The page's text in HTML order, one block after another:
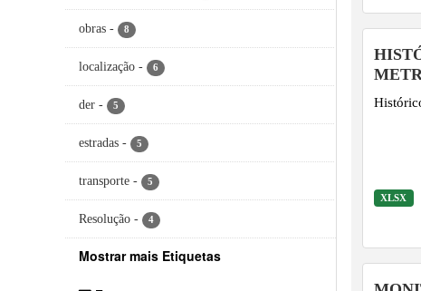
obras - 8
localização - 6
der - 5
estradas - 5
transporte - 5
Resolução - 4
Mostrar mais Etiquetas
-2025
XLSX